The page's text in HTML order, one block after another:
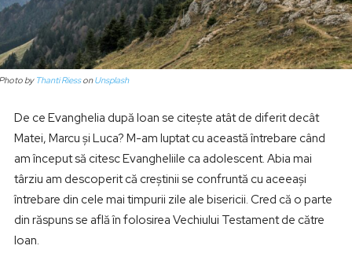
by Thanti RiessonUnsplash
De ce Evanghelia după Ioan se citește atât de diferit decât
Matei, Marcu și Luca? M-am luptat cu această întrebare când
am început să citesc Evangheliile ca adolescent. Abia mai
târziu am descoperit că creștinii se confruntă cu aceeași
întrebare din cele mai timpurii zile ale bisericii. Cred că o parte
din răspuns se află în folosirea Vechiului Testament de către
Ioan.